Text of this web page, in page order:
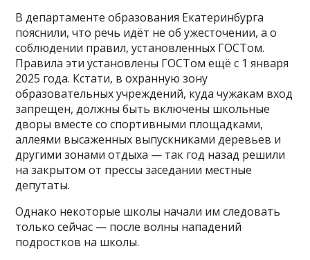
В департаменте образования Екатеринбурга
пояснили, что речь идёт не об ужесточении, а о
соблюдении правил, установленных ГОСТом.
Правила эти установлены ГОСТом ещё с 1 января
2025 года. Кстати, в охранную зону
образовательных учреждений, куда чужакам вход
запрещен, должны быть включены школьные
дворы вместе со спортивными площадками,
аллеями высаженных выпускниками деревьев и
другими зонами отдыха — так год назад решили
на закрытом от прессы заседании местные
депутаты.
Однако некоторые школы начали им следовать
только сейчас — после волны нападений
подростков на школы.